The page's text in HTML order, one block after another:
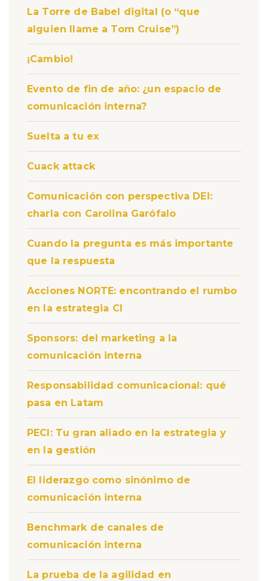
La Torre de Babel digital (o “que
alguien llame a Tom Cruise”)
¡Cambio!
Evento de fin de año: ¿un espacio de
comunicación interna?
Suelta a tu ex
Cuack attack
Comunicación con perspectiva DEI:
charla con Carolina Garófalo
Cuando la pregunta es más importante
que la respuesta
Acciones NORTE: encontrando el rumbo
en la estrategia CI
Sponsors: del marketing a la
comunicación interna
Responsabilidad comunicacional: qué
pasa en Latam
PECI: Tu gran aliado en la estrategia y
en la gestión
El liderazgo como sinónimo de
comunicación interna
Benchmark de canales de
comunicación interna
La prueba de la agilidad en